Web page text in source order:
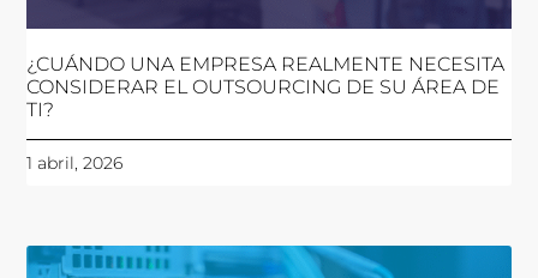
¿CUÁNDO UNA EMPRESA REALMENTE NECESITA
CONSIDERAR EL OUTSOURCING DE SU ÁREA DE
TI?
1 abril, 2026